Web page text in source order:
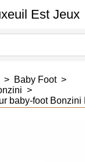
Est Jeux
> Baby Foot>
>
baby-foot Bonzini